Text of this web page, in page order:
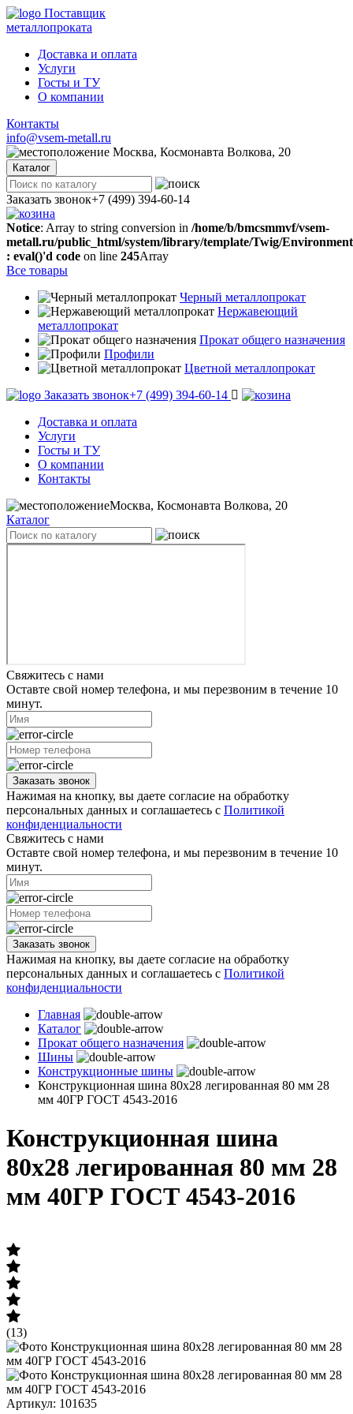
Поставщик
металлопроката
Доставка и оплата
Услуги
Госты и ТУ
О компании
Контакты
info@vsem-metall.ru
Москва, Космонавта Волкова, 20
Каталог
Заказать звонок+7 (499) 394-60-14
Notice: Array to string conversion in /home/b/bmcsmmvf/vsem-
metall.ru/public_html/system/library/template/Twig/
: eval()'d code on line 245Array
Все товары
Черный металлопрокат
Нержавеющий
металлопрокат
Прокат общего назначения
Профили
Цветной металлопрокат
Заказать звонок+7 (499) 394-60-14
Доставка и оплата
Услуги
Госты и ТУ
О компании
Контакты
Москва, Космонавта Волкова, 20
Каталог
Свяжитесь с нами
Оставте свой номер телефона, и мы перезвоним в течение 10
минут.
Заказать звонок
Нажимая на кнопку, вы даете согласие на обработку
персональных данных и соглашаетесь с Политикой
конфиденциальности
Свяжитесь с нами
Оставте свой номер телефона, и мы перезвоним в течение 10
минут.
Заказать звонок
Нажимая на кнопку, вы даете согласие на обработку
персональных данных и соглашаетесь с Политикой
конфиденциальности
Главная
Каталог
Прокат общего назначения
Шины
Конструкционные шины
Конструкционная шина 80х28 легированная 80 мм 28
мм 40ГР ГОСТ 4543-2016
Конструкционная шина
80х28 легированная 80 мм 28
мм 40ГР ГОСТ 4543-2016
(13)
Артикул: 101635